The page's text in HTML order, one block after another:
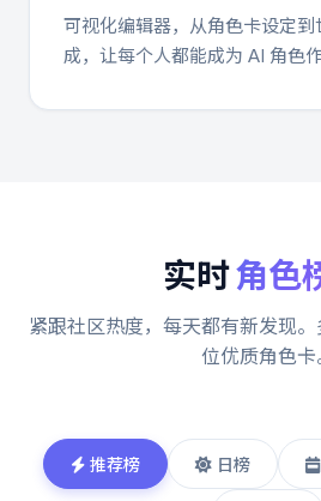
可视化编辑器，从角色卡设定
成，让每个人都能成为 AI 角色作
实时角色
紧跟社区热度，每天都有新发现
位优质角色卡
推荐榜 日榜